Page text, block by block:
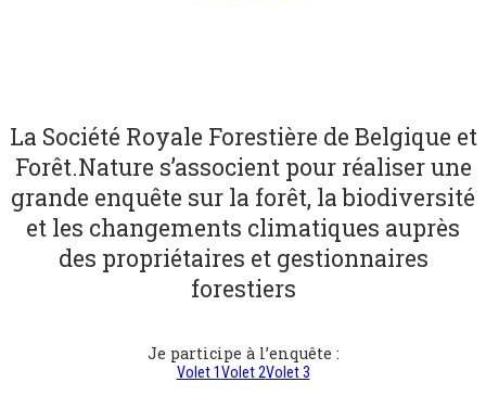
La Société Royale Forestière de Belgique et
Forêt.Nature s’associent pour réaliser une
grande enquête sur la forêt, la biodiversité
et les changements climatiques auprès
des propriétaires et gestionnaires
forestiers
Je participe à l’enquête :
Volet 1Volet 2Volet 3